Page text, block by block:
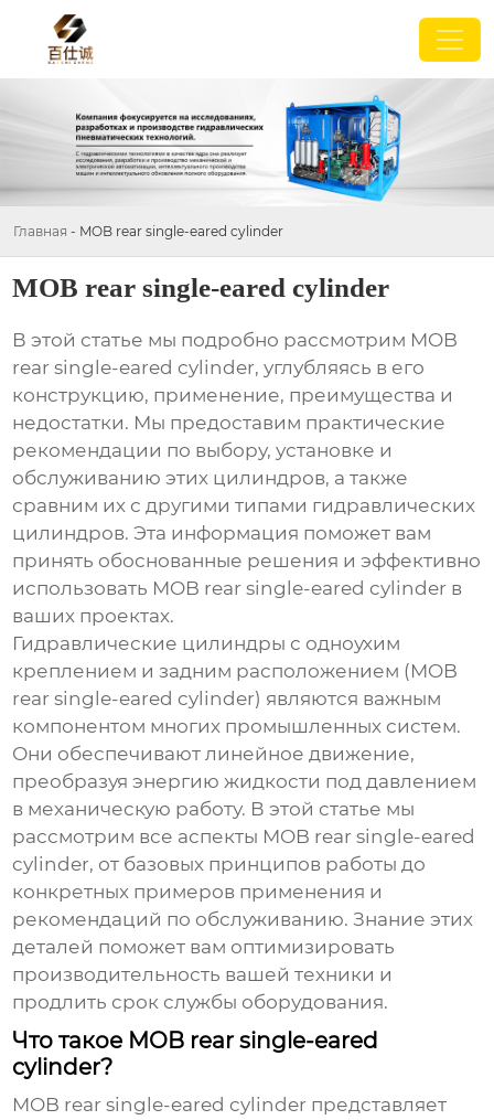
Главная - MOB rear single-eared cylinder
MOB rear single-eared cylinder
В этой статье мы подробно рассмотрим MOB
rear single-eared cylinder, углубляясь в его
конструкцию, применение, преимущества и
недостатки. Мы предоставим практические
рекомендации по выбору, установке и
обслуживанию этих цилиндров, а также
сравним их с другими типами гидравлических
цилиндров. Эта информация поможет вам
принять обоснованные решения и эффективно
использовать MOB rear single-eared cylinder в
ваших проектах.
Гидравлические цилиндры с одноухим
креплением и задним расположением (MOB
rear single-eared cylinder) являются важным
компонентом многих промышленных систем.
Они обеспечивают линейное движение,
преобразуя энергию жидкости под давлением
в механическую работу. В этой статье мы
рассмотрим все аспекты MOB rear single-eared
cylinder, от базовых принципов работы до
конкретных примеров применения и
рекомендаций по обслуживанию. Знание этих
деталей поможет вам оптимизировать
производительность вашей техники и
продлить срок службы оборудования.
Что такое MOB rear single-eared
cylinder?
MOB rear single-eared cylinder представляет